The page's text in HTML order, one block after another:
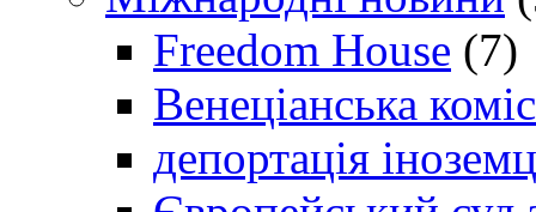
Freedom House (7)
Венеціанська
депортація